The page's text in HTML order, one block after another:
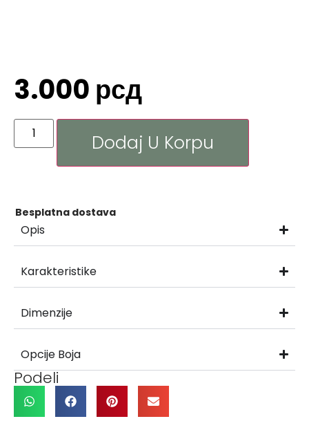
3.000 рсд
Dodaj U Korpu
Besplatna dostava
Opis
Karakteristike
Dimenzije
Opcije Boja
Podeli